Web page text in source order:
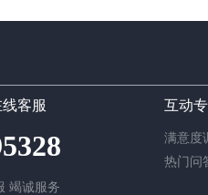
客服
竭诚服务
互动
满意度
热门问